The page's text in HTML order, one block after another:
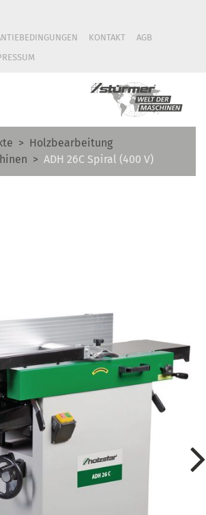
KONTAKT
AGB
Holzbearbeitung
ADH 26C Spiral (400 V)